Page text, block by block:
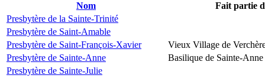
Nom
Fait partie
Presbytère de la Sainte-Trinité
Presbytère de Saint-Amable
Presbytère de Saint-François-Xavier
Vieux Village de
Presbytère de Sainte-Anne
Basilique de Sainte-Anne
Presbytère de Sainte-Julie